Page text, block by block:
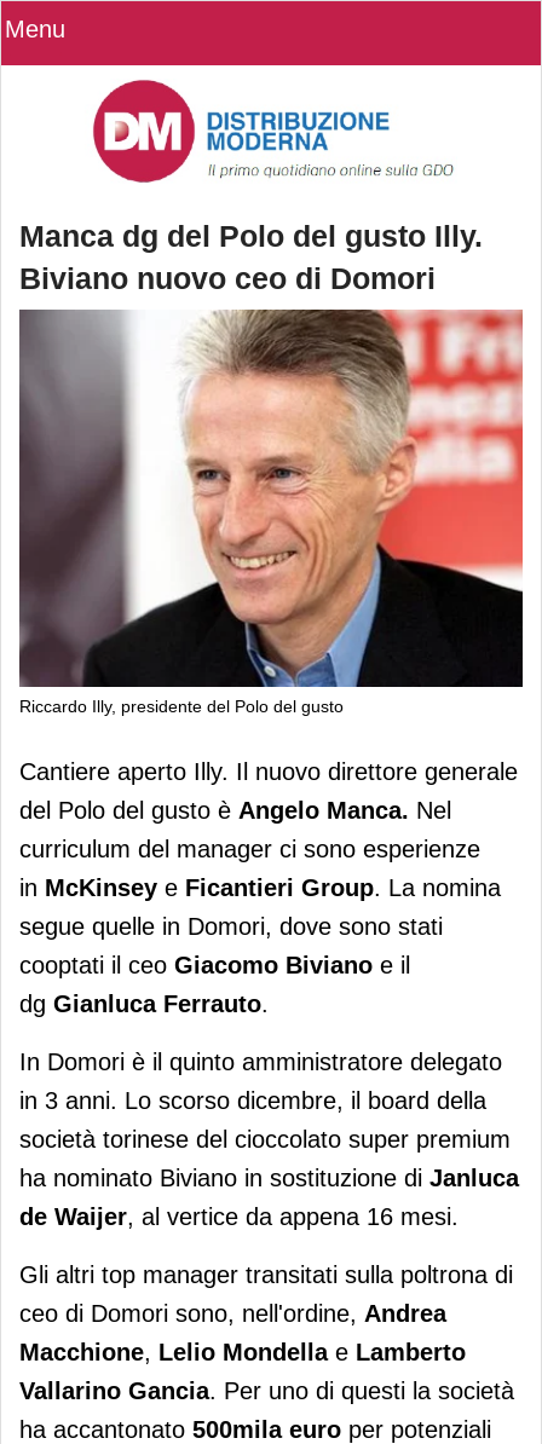
Menu
Manca dg del Polo del gusto Illy.
Biviano nuovo ceo di Domori
Riccardo Illy, presidente del Polo del gusto
Manca dg del Polo del gusto Illy.
Biviano nuovo ceo di Domori
Cantiere aperto Illy. Il nuovo direttore generale
del Polo del gusto è Angelo Manca. Nel
curriculum del manager ci sono esperienze
in McKinsey e Ficantieri Group. La nomina
segue quelle in Domori, dove sono stati
cooptati il ceo Giacomo Biviano e il
dg Gianluca Ferrauto.
In Domori è il quinto amministratore delegato
in 3 anni. Lo scorso dicembre, il board della
società torinese del cioccolato super premium
ha nominato Biviano in sostituzione di Janluca
de Waijer, al vertice da appena 16 mesi.
Gli altri top manager transitati sulla poltrona di
ceo di Domori sono, nell'ordine, Andrea
Macchione, Lelio Mondellae Lamberto
Vallarino Gancia. Per uno di questi la società
ha accantonato 500mila euro per potenziali